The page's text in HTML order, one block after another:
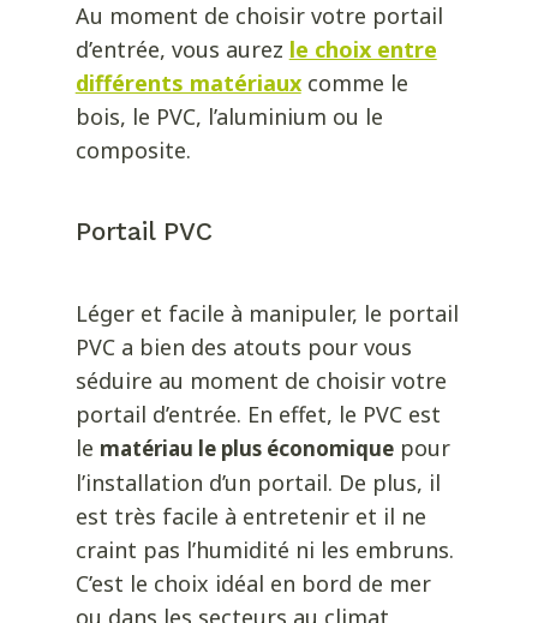
Au moment de choisir votre portail
d’entrée, vous aurez le choix entre
différents matériauxcomme le
bois, le PVC, l’aluminium ou le
composite.
Portail PVC
Léger et facile à manipuler, le portail
PVCa bien des atouts pour vous
séduire au moment de choisir votre
portail d’entrée. En effet, le PVC est
le matériau le plus économiquepour
l’installation d’un portail. De plus, il
est très facile à entretenir et il ne
craint pas l’humidité ni les embruns.
C’est le choix idéal en bord de mer